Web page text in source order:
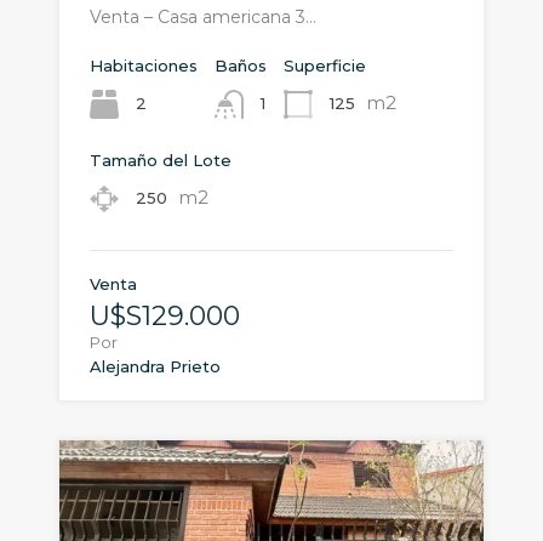
Venta – Casa americana 3…
Habitaciones
2
Baños
1
Superficie
125
m2
Tamaño del Lote
250
m2
Venta
U$S129.000
Por
Alejandra Prieto